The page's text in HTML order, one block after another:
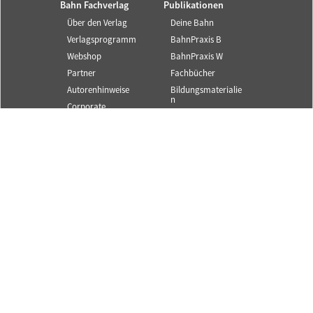
Bahn Fachverlag
Über den Verlag
Verlagsprogramm
Webshop
Partner
Autorenhinweise
Corporate
Publikationen
Deine Bahn
BahnPraxis B
BahnPraxis W
Fachbücher
Bildungsmaterialie
n